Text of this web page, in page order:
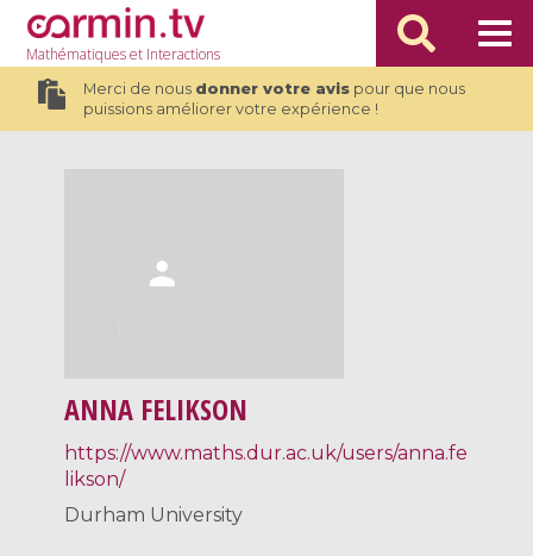
Mathématiqueset Interactions
Merci de nous donner votre avispour que nous
puissions améliorer votre expérience !
ANNA FELIKSON
https://www.maths.dur.ac.uk/users/anna.fe
likson/
Durham University